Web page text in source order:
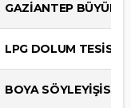
GAZİANTEP
LPG DOLUM TESİSİ
BOYA SÖYLEYİŞİSİ